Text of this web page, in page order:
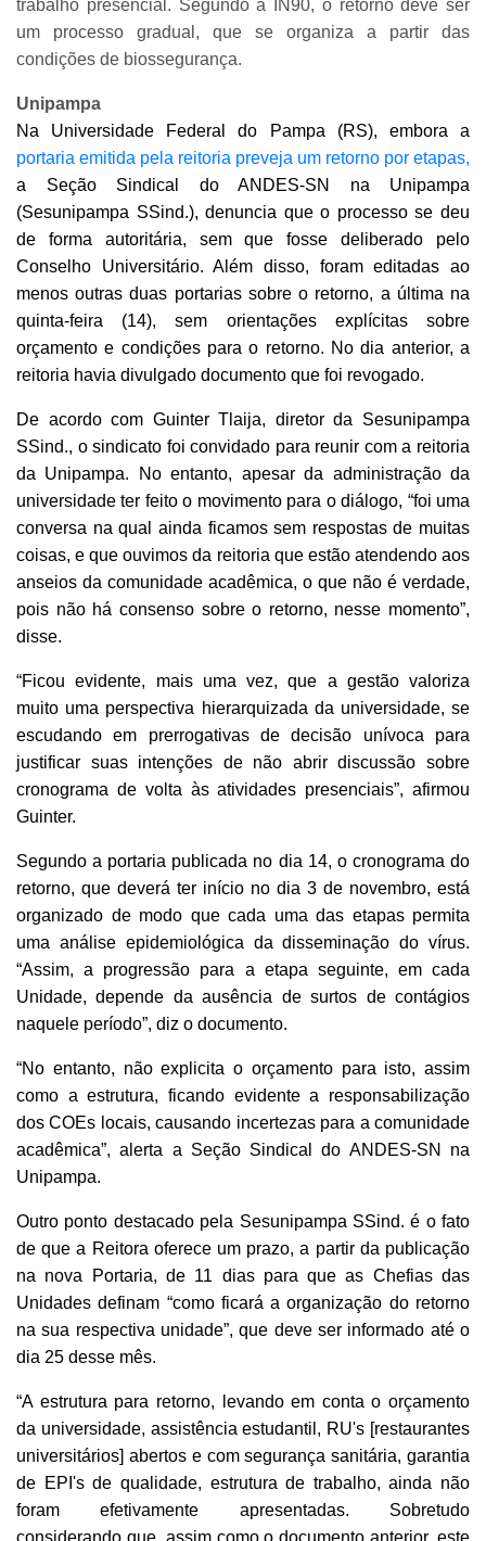
trabalho presencial. Segundo a IN90, o retorno deve ser
um processo gradual, que se organiza a partir das
condições de biossegurança.
Unipampa
Na Universidade Federal do Pampa (RS), embora a
portaria emitida pela reitoria preveja um retorno por etapas,
a Seção Sindical do ANDES-SN na Unipampa
(Sesunipampa SSind.), denuncia que o processo se deu
de forma autoritária, sem que fosse deliberado pelo
Conselho Universitário. Além disso, foram editadas ao
menos outras duas portarias sobre o retorno, a última na
quinta-feira (14), sem orientações explícitas sobre
orçamento e condições para o retorno. No dia anterior, a
reitoria havia divulgado documento que foi revogado.
De acordo com Guinter Tlaija, diretor da Sesunipampa
SSind., o sindicato foi convidado para reunir com a reitoria
da Unipampa. No entanto, apesar da administração da
universidade ter feito o movimento para o diálogo, “foi uma
conversa na qual ainda ficamos sem respostas de muitas
coisas, e que ouvimos da reitoria que estão atendendo aos
anseios da comunidade acadêmica, o que não é verdade,
pois não há consenso sobre o retorno, nesse momento”,
disse.
“Ficou evidente, mais uma vez, que a gestão valoriza
muito uma perspectiva hierarquizada da universidade, se
escudando em prerrogativas de decisão unívoca para
justificar suas intenções de não abrir discussão sobre
cronograma de volta às atividades presenciais”, afirmou
Guinter.
Segundo a portaria publicada no dia 14, o cronograma do
retorno, que deverá ter início no dia 3 de novembro, está
organizado de modo que cada uma das etapas permita
uma análise epidemiológica da disseminação do vírus.
“Assim, a progressão para a etapa seguinte, em cada
Unidade, depende da ausência de surtos de contágios
naquele período”, diz o documento.
“No entanto, não explicita o orçamento para isto, assim
como a estrutura, ficando evidente a responsabilização
dos COEs locais, causando incertezas para a comunidade
acadêmica”, alerta a Seção Sindical do ANDES-SN na
Unipampa.
Outro ponto destacado pela Sesunipampa SSind. é o fato
de que a Reitora oferece um prazo, a partir da publicação
na nova Portaria, de 11 dias para que as Chefias das
Unidades definam “como ficará a organização do retorno
na sua respectiva unidade”, que deve ser informado até o
dia 25 desse mês.
“A estrutura para retorno, levando em conta o orçamento
da universidade, assistência estudantil, RU's [restaurantes
universitários] abertos e com segurança sanitária, garantia
de EPI's de qualidade, estrutura de trabalho, ainda não
foram efetivamente apresentadas. Sobretudo
considerando que, assim como o documento anterior, este